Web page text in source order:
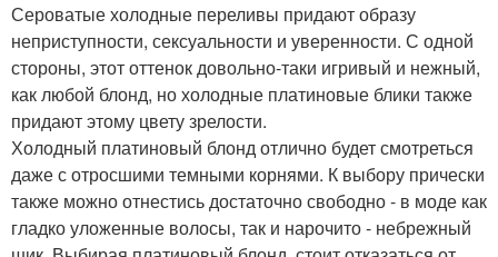
Сероватые холодные переливы придают образу
неприступности, сексуальности и уверенности. С одной
стороны, этот оттенок довольно-таки игривый и нежный,
как любой блонд, но холодные платиновые блики также
придают этому цвету зрелости.
Холодный платиновый блонд отлично будет смотреться
даже с отросшими темными корнями. К выбору прически
также можно отнестись достаточно свободно - в моде как
гладко уложенные волосы, так и нарочито - небрежный